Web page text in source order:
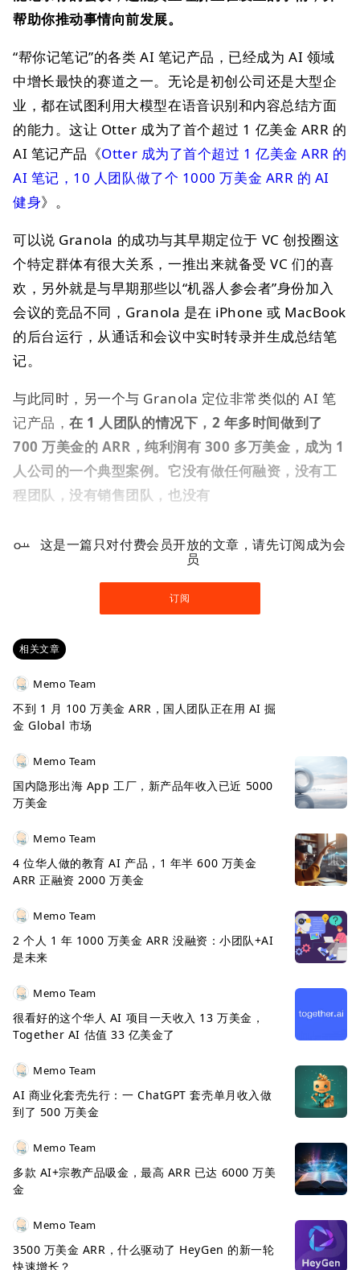
帮助你推动事情向前发展。
“帮你记笔记”的各类 AI 笔记产品，已经成为 AI 领域
中增长最快的赛道之一。无论是初创公司还是大型企
业，都在试图利用大模型在语音识别和内容总结方面
的能力。这让 Otter 成为了首个超过 1 亿美金 ARR 的
AI 笔记产品《Otter 成为了首个超过 1 亿美金 ARR 的
AI 笔记，10 人团队做了个 1000 万美金 ARR 的 AI
健身》。
可以说 Granola 的成功与其早期定位于 VC 创投圈这
个特定群体有很大关系，一推出来就备受 VC 们的喜
欢，另外就是与早期那些以“机器人参会者”身份加入
会议的竞品不同，Granola 是在 iPhone 或 MacBook
的后台运行，从通话和会议中实时转录并生成总结笔
记。
与此同时，另一个与 Granola 定位非常类似的 AI 笔
记产品，在 1 人团队的情况下，2 年多时间做到了
700 万美金的 ARR，纯利润有 300 多万美金，成为 1
人公司的一个典型案例。它没有做任何融资，没有工
程团队，没有销售团队，也没有
这是一篇只对付费会员开放的文章，请先订阅成为会
员
订阅
相关文章
Memo Team
不到 1 月 100 万美金 ARR，国人团队正在用 AI 掘
金 Global 市场
Memo Team
国内隐形出海 App 工厂，新产品年收入已近 5000
万美金
Memo Team
4 位华人做的教育 AI 产品，1 年半 600 万美金
ARR 正融资 2000 万美金
Memo Team
2 个人 1 年 1000 万美金 ARR 没融资：小团队+AI
是未来
Memo Team
很看好的这个华人 AI 项目一天收入 13 万美金，
Together AI 估值 33 亿美金了
Memo Team
AI 商业化套壳先行：一 ChatGPT 套壳单月收入做
到了 500 万美金
Memo Team
多款 AI+宗教产品吸金，最高 ARR 已达 6000 万美
金
Memo Team
3500 万美金 ARR，什么驱动了 HeyGen 的新一轮
快速增长？